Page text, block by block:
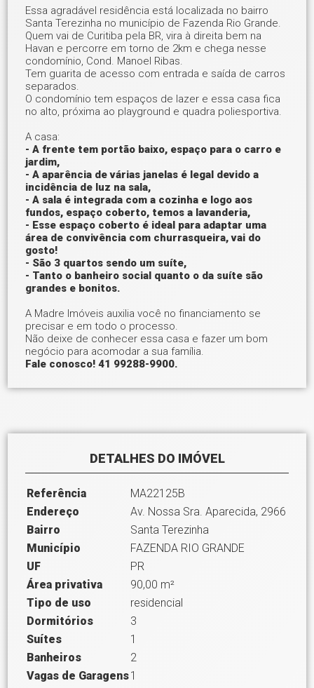
Essa agradável residência está localizada no bairro
Santa Terezinha no município de Fazenda Rio Grande.
Quem vai de Curitiba pela BR, vira à direita bem na
Havan e percorre em torno de 2km e chega nesse
condomínio, Cond. Manoel Ribas.
Tem guarita de acesso com entrada e saída de carros
separados.
O condomínio tem espaços de lazer e essa casa fica
no alto, próxima ao playground e quadra poliesportiva.
A casa:
- A frente tem portão baixo, espaço para o carro e
jardim,
- A aparência de várias janelas é legal devido a
incidência de luz na sala,
- A sala é integrada com a cozinha e logo aos
fundos, espaço coberto, temos a lavanderia,
- Esse espaço coberto é ideal para adaptar uma
área de convivência com churrasqueira, vai do
gosto!
- São 3 quartos sendo um suíte,
- Tanto o banheiro social quanto o da suíte são
grandes e bonitos.
A Madre Imóveis auxilia você no financiamento se
precisar e em todo o processo.
Não deixe de conhecer essa casa e fazer um bom
negócio para acomodar a sua família.
Fale conosco! 41 99288-9900.
DETALHES DO IMÓVEL
Referência
MA22125B
Endereço
Av. Nossa Sra. Aparecida, 2966
Bairro
Santa Terezinha
Município
FAZENDA RIO GRANDE
UF
PR
Área privativa
90,00 m²
Tipo de uso
residencial
Dormitórios
3
Suítes
1
Banheiros
2
Vagas de Garagens1